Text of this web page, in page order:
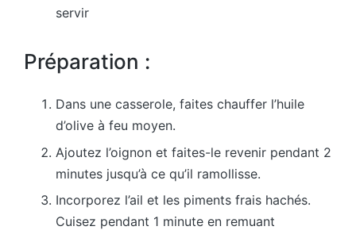
servir
Préparation :
Dans une casserole, faites chauffer l’huile
d’olive à feu moyen.
Ajoutez l’oignon et faites-le revenir pendant 2
minutes jusqu’à ce qu’il ramollisse.
Incorporez l’ail et les piments frais hachés.
Cuisez pendant 1 minute en remuant